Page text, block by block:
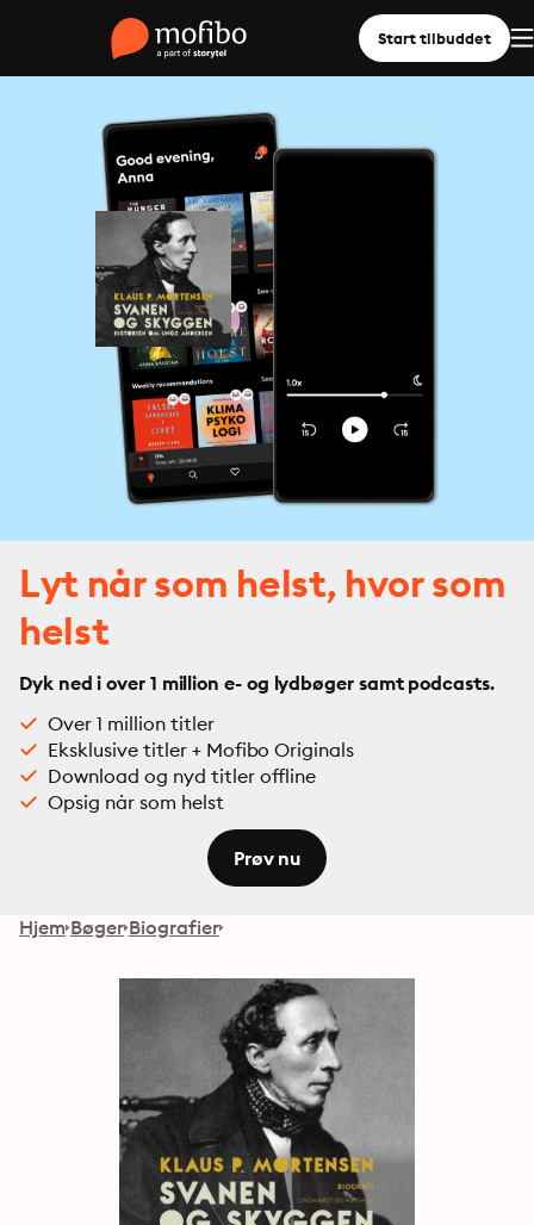
Start tilbuddet
Lyt når som helst, hvor som
helst
Dyk ned i over 1 million e- og lydbøger samt podcasts.
Over 1 million titler
Eksklusive titler + Mofibo Originals
Download og nyd titler offline
Opsig når som helst
Prøv nu
Hjem Bøger Biografier